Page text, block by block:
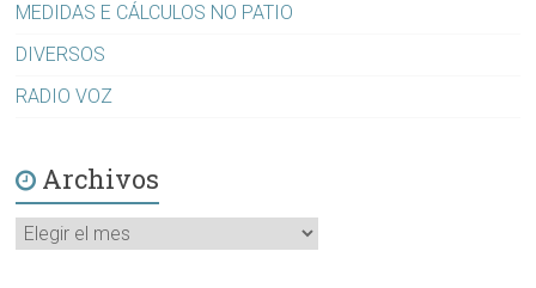
MEDIDAS E CÁLCULOS NO PATIO
DIVERSOS
RADIO VOZ
Archivos
Archivos